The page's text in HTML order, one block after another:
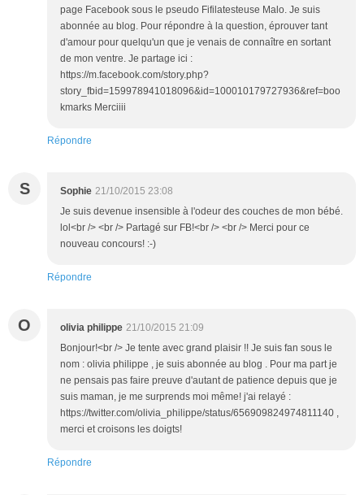
page Facebook sous le pseudo Fifilatesteuse Malo. Je suis
abonnée au blog. Pour répondre à la question, éprouver tant
d'amour pour quelqu'un que je venais de connaître en sortant
de mon ventre. Je partage ici :
https://m.facebook.com/story.php?
story_fbid=159978941018096&id=100010179727936&ref=boo
kmarks Merciiii
Répondre
S Sophie 21/10/2015 23:08
Je suis devenue insensible à l'odeur des couches de mon bébé.
lol<br /> <br /> Partagé sur FB!<br /> <br /> Merci pour ce
nouveau concours! :-)
Répondre
O olivia philippe 21/10/2015 21:09
Bonjour!<br /> Je tente avec grand plaisir !! Je suis fan sous le
nom : olivia philippe , je suis abonnée au blog . Pour ma part je
ne pensais pas faire preuve d'autant de patience depuis que je
suis maman, je me surprends moi même! j'ai relayé :
https://twitter.com/olivia_philippe/status/656909824974811140 ,
merci et croisons les doigts!
Répondre